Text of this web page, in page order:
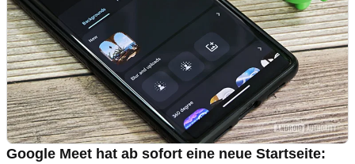
Google Meet hat ab sofort eine neue Startseite: